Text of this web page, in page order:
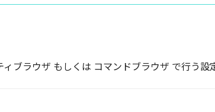
ィブラウザ もしくは コマンドブラウザ で行う設